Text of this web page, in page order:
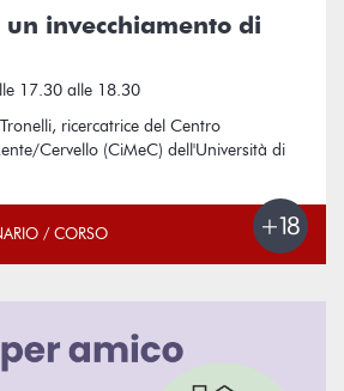
invecchiamento di
17.30 alle 18.30
ricercatrice del Centro
Cervello (CiMeC) dell'Università di
/ CORSO